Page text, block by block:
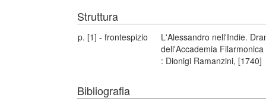
Struttura
p. [1] - frontespizio
L'Alessandro nell'Indie.
dell'Accademia
: Dionigi Ramanzini, [1740]
Bibliografia